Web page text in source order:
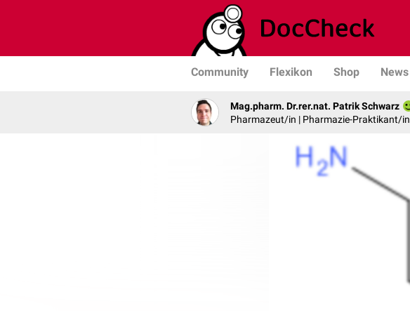
Community Flexikon Shop News
Mag.pharm. Dr.rer.nat. Patrik Schwarz
Pharmazeut/in | Pharmazie-Praktikant/in